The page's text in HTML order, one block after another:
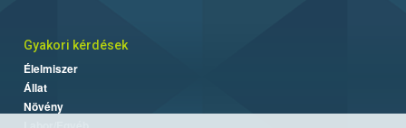
Gyakori kérdések
Élelmiszer
Állat
Növény